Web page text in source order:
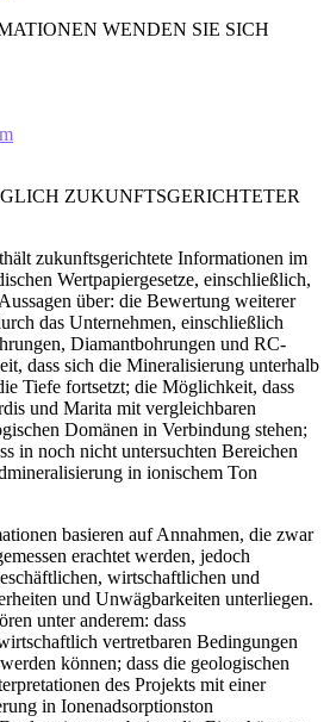
WENDEN SIE SICH
ZUKUNFTSGERICHTETER
zukunftsgerichtete Informationen im
Wertpapiergesetze, einschließlich,
über: die Bewertung weiterer
das Unternehmen, einschließlich
Diamantbohrungen und RC-
dass sich die Mineralisierung unterhalb
Tiefe fortsetzt; die Möglichkeit, dass
und Marita mit vergleichbaren
Domänen in Verbindung stehen;
in noch nicht untersuchten Bereichen
in ionischem Ton
basieren auf Annahmen, die zwar
erachtet werden, jedoch
wirtschaftlichen und
und Unwägbarkeiten unterliegen.
unter anderem: dass
vertretbaren Bedingungen
können; dass die geologischen
des Projekts mit einer
in Ionenadsorptionston